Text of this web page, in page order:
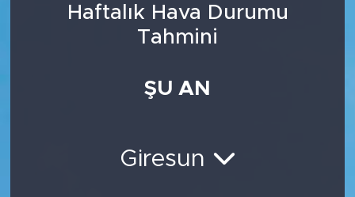
Haftalık Hava Durumu
Tahmini
ŞU AN
Giresun
Sağlık
Tüm Manşetler